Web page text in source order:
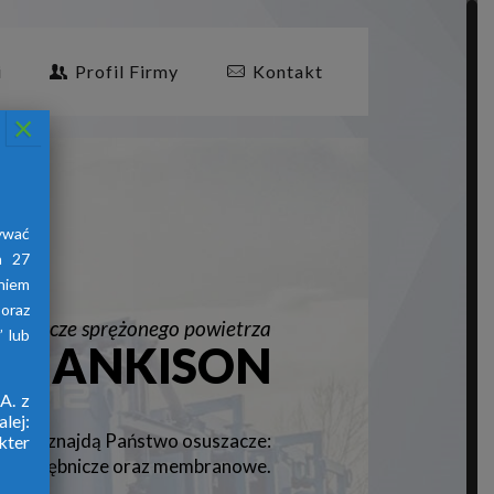
Profil Firmy Kontakt
sprężonego powietrza
HANKISON
znajdą Państwo osuszacze:
ziębnicze oraz membranowe.
27
lub
z
×